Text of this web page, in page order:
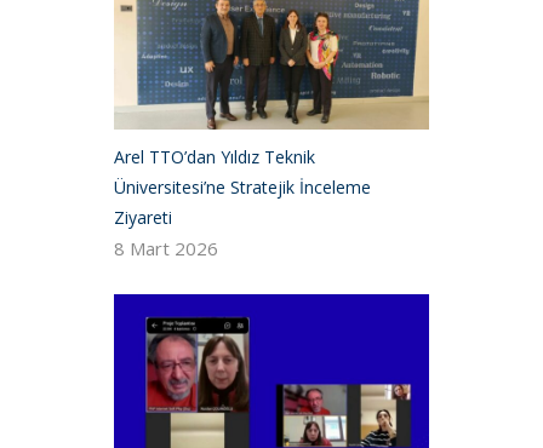
Arel TTO’dan Yıldız Teknik
Üniversitesi’ne Stratejik İnceleme
Ziyareti
8 Mart 2026